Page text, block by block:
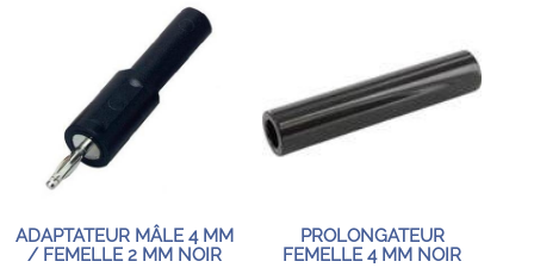
ADAPTATEUR MÂLE 4 MM
/ FEMELLE 2 MM NOIR
PROLONGATEUR
FEMELLE 4 MM NOIR